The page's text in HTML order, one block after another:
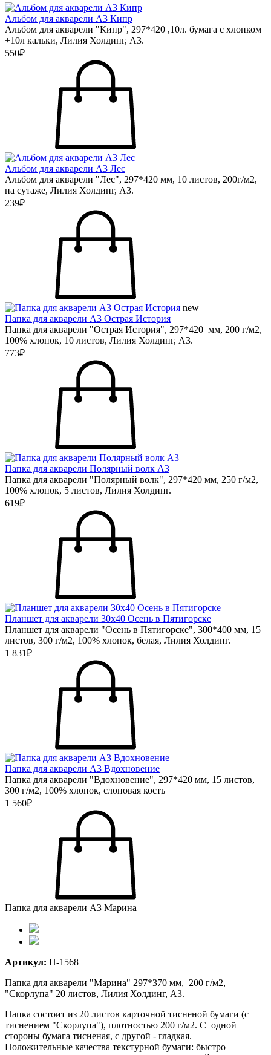
Альбом для акварели А3 Кипр
Альбом для акварели "Кипр", 297*420 ,10л. бумага с хлопком
+10л кальки, Лилия Холдинг, А3.
550₽
Альбом для акварели А3 Лес
Альбом для акварели "Лес", 297*420 мм, 10 листов, 200г/м2,
на сутаже, Лилия Холдинг, А3.
239₽
new
Папка для акварели А3 Острая История
Папка для акварели "Острая История", 297*420 мм, 200 г/м2,
100% хлопок, 10 листов, Лилия Холдинг, А3.
773₽
Папка для акварели Полярный волк А3
Папка для акварели "Полярный волк", 297*420 мм, 250 г/м2,
100% хлопок, 5 листов, Лилия Холдинг.
619₽
Планшет для акварели 30х40 Осень в Пятигорске
Планшет для акварели "Осень в Пятигорске", 300*400 мм, 15
листов, 300 г/м2, 100% хлопок, белая, Лилия Холдинг.
1 831₽
Папка для акварели А3 Вдохновение
Папка для акварели "Вдохновение", 297*420 мм, 15 листов,
300 г/м2, 100% хлопок, слоновая кость
1 560₽
Папка для акварели А3 Марина
Артикул: П-1568
Папка для акварели "Марина" 297*370 мм, 200 г/м2,
"Скорлупа" 20 листов, Лилия Холдинг, А3.
Папка состоит из 20 листов карточной тисненой бумаги (с
тиснением "Скорлупа"), плотностью 200 г/м2. C одной
стороны бумага тисненая, с другой - гладкая.
Положительные качества текстурной бумаги: быстро